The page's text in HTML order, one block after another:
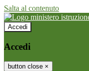
Salta al contenuto
Accedi
Accedi
button close ×